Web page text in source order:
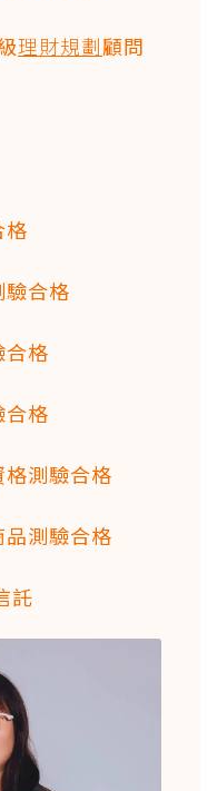
理財規劃顧問
格
合格
合格
合格
測驗合格
測驗合格
託